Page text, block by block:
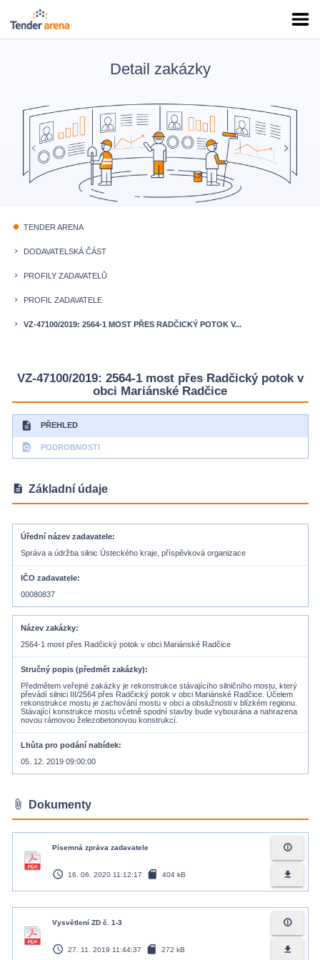
Detail zakázky
fiber_manual_record TENDER ARENA
keyboard_arrow_right DODAVATELSKÁ ČÁST
keyboard_arrow_right PROFILY ZADAVATELŮ
keyboard_arrow_right PROFIL ZADAVATELE
keyboard_arrow_right VZ-47100/2019: 2564-1 MOST PŘES RADČICKÝ POTOK V...
VZ-47100/2019: 2564-1 most přes Radčický potok v
obci Mariánské Radčice
description PŘEHLED
find_in_page PODROBNOSTI
description Základní údaje
Úřední název zadavatele
Správa a údržba silnic Ústeckého kraje, příspěvková organizace
IČO zadavatele
00080837
Název zakázky
2564-1 most přes Radčický potok v obci Mariánské Radčice
Stručný popis (předmět zakázky)
Předmětem veřejné zakázky je rekonstrukce stávajícího silničního mostu, který
převádí silnici III/2564 přes Radčický potok v obci Mariánské Radčice. Účelem
rekonstrukce mostu je zachování mostu v obci a obslužnosti v blízkém regionu.
Stávající konstrukce mostu včetně spodní stavby bude vybourána a nahrazena
novou rámovou železobetonovou konstrukcí.
Lhůta pro podání nabídek
05. 12. 2019 09:00:00
attach_file Dokumenty
Písemná zpráva zadavatele
access_time 16. 06. 2020 11:12:17 sd_card 404 kB
info_outline
file_download
Vysvětlení ZD č. 1-3
access_time 27. 11. 2019 11:44:37 sd_card 272 kB
info_outline
file_download